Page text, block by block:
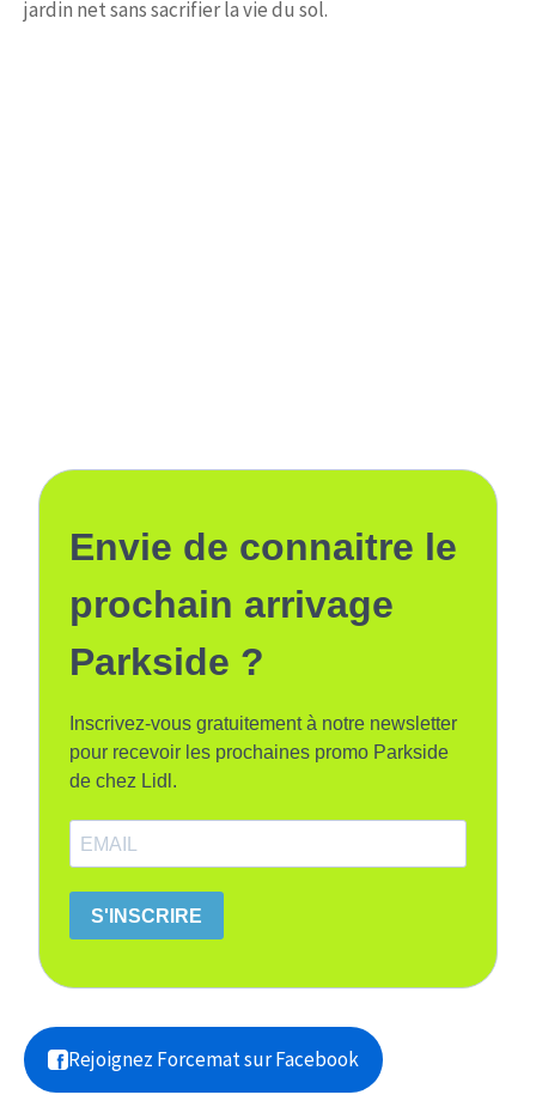
jardin net sans sacrifier la vie du sol.
Envie de connaitre le
prochain arrivage
Parkside ?
Inscrivez-vous gratuitement à notre newsletter
pour recevoir les prochaines promo Parkside
de chez Lidl.
S'INSCRIRE
Rejoignez Forcemat sur Facebook